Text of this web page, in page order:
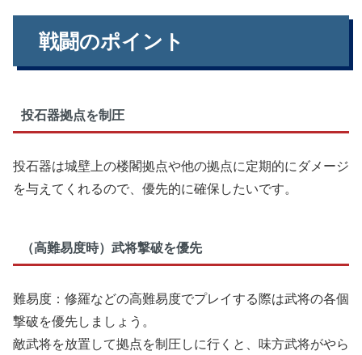
戦闘のポイント
投石器拠点を制圧
投石器は城壁上の楼閣拠点や他の拠点に定期的にダメージ
を与えてくれるので、優先的に確保したいです。
（高難易度時）武将撃破を優先
難易度：修羅などの高難易度でプレイする際は武将の各個
撃破を優先しましょう。
敵武将を放置して拠点を制圧しに行くと、味方武将がやら